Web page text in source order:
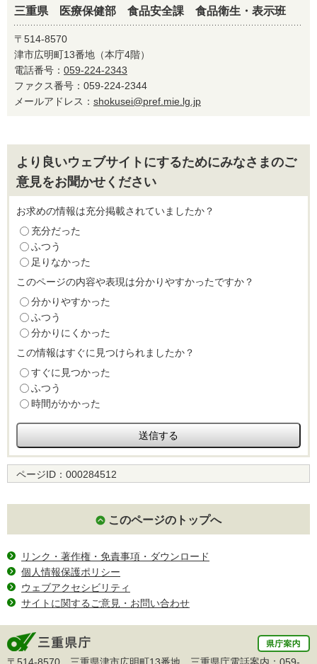
三重県 医療保健部 食品安全課 食品衛生・表示班
〒514-8570
津市広明町13番地（本庁4階）
電話番号： 059-224-2343
ファクス番号：059-224-2344
メールアドレス： shokusei@pref.mie.lg.jp
より良いウェブサイトにするためにみなさまのご
意見をお聞かせください
お求めの情報は充分掲載されていましたか？
充分だった
ふつう
足りなかった
このページの内容や表現は分かりやすかったですか？
分かりやすかった
ふつう
分かりにくかった
この情報はすぐに見つけられましたか？
すぐに見つかった
ふつう
時間がかかった
ページID： 000284512
このページのトップへ
リンク・著作権・免責事項・ダウンロード
個人情報保護ポリシー
ウェブアクセシビリティ
サイトに関するご意見・お問い合わせ